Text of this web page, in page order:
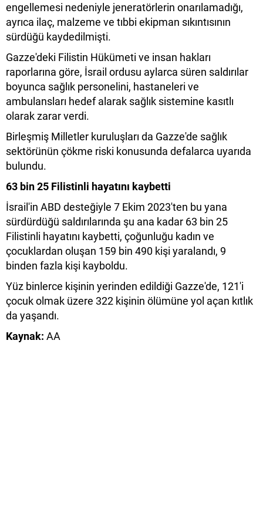
engellemesi nedeniyle jeneratörlerin onarılamadığı,
ayrıca ilaç, malzeme ve tıbbi ekipman sıkıntısının
sürdüğü kaydedilmişti.
Gazze'deki Filistin Hükümeti ve insan hakları
raporlarına göre, İsrail ordusu aylarca süren saldırılar
boyunca sağlık personelini, hastaneleri ve
ambulansları hedef alarak sağlık sistemine kasıtlı
olarak zarar verdi.
Birleşmiş Milletler kuruluşları da Gazze'de sağlık
sektörünün çökme riski konusunda defalarca uyarıda
bulundu.
63 bin 25 Filistinli hayatını kaybetti
İsrail'in ABD desteğiyle 7 Ekim 2023'ten bu yana
sürdürdüğü saldırılarında şu ana kadar 63 bin 25
Filistinli hayatını kaybetti, çoğunluğu kadın ve
çocuklardan oluşan 159 bin 490 kişi yaralandı, 9
binden fazla kişi kayboldu.
Yüz binlerce kişinin yerinden edildiği Gazze'de, 121'i
çocuk olmak üzere 322 kişinin ölümüne yol açan kıtlık
da yaşandı.
Kaynak: AA